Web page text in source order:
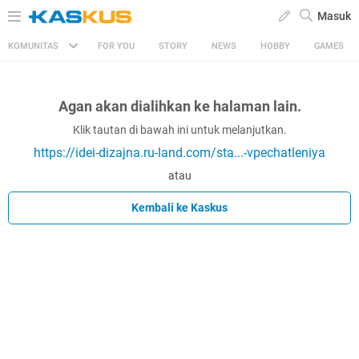
Masuk
KOMUNITAS FOR YOU STORY NEWS HOBBY GAMES
Agan akan dialihkan ke halaman lain.
Klik tautan di bawah ini untuk melanjutkan.
https://idei-dizajna.ru-land.com/sta...-vpechatleniya
atau
Kembali ke Kaskus